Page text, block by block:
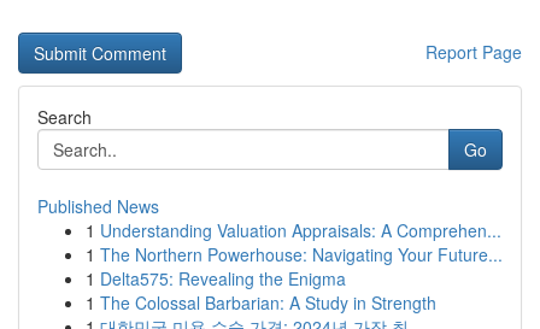
Report Page
Search
Go
Published News
1 Understanding Valuation Appraisals: A Comprehen...
1 The Northern Powerhouse: Navigating Your Future...
1 Delta575: Revealing the Enigma
1 The Colossal Barbarian: A Study in Strength